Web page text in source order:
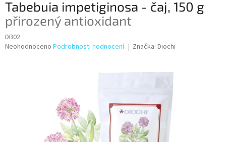
Tabebuia impetiginosa - čaj, 150 g
přirozený antioxidant
DB02
Průměrné
Neohodnoceno Podrobnosti hodnocení Značka: Diochi